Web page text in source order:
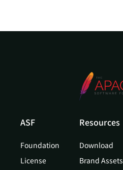
ASF
Foundation
License
Resources
Download
Brand Assets